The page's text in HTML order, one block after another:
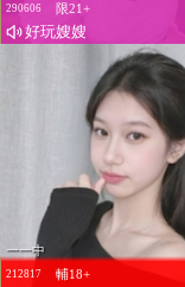
限21+
290606
好玩嫂嫂
一一中
輔18+
212817